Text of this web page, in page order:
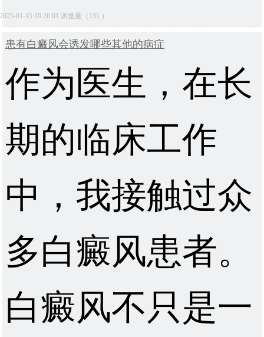
01-15 10:26:01 浏览量（131 ）
患有白癜风会诱发哪些其他的病症
作为医生，在长
期的临床工作
中，我接触过众
多白癜风患者。
白癜风不只是一